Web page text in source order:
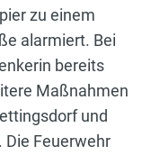
zu einem
alarmiert. Bei
bereits
Maßnahmen
und
Feuerwehr